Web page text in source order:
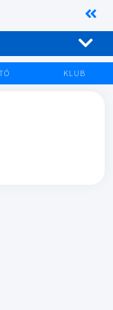
KLUB